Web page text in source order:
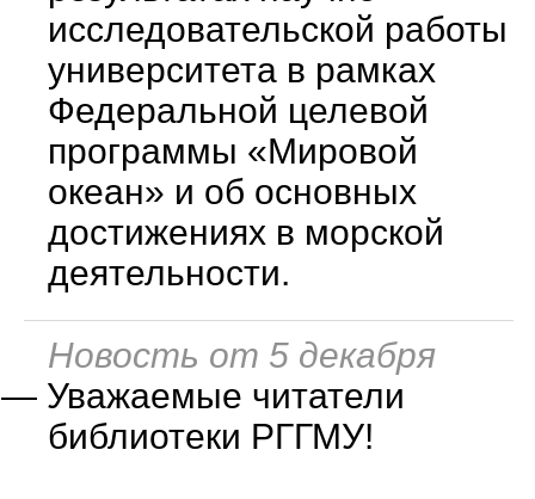
исследовательской работы
университета в рамках
Федеральной целевой
программы «Мировой
океан» и об основных
достижениях в морской
деятельности.
Новость от 5 декабря
— Уважаемые читатели
библиотеки РГГМУ!